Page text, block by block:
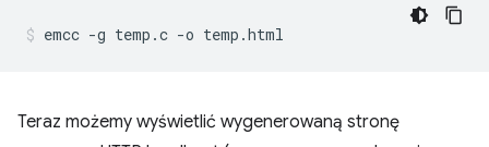
Teraz możemy wyświetlić wygenerowaną stronę